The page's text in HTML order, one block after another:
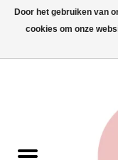
Aan tafel
Door het gebruiken van
cookies om onze